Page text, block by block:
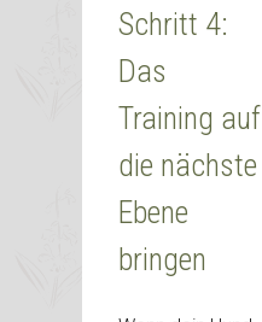
Schritt 4:
Das
Training auf
die nächste
Ebene
bringen